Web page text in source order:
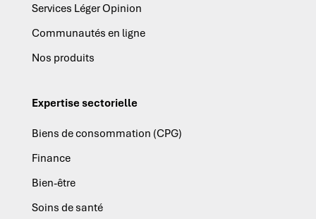
Services Léger Opinion
Communautés en ligne
Nos produits
Expertise sectorielle
Biens de consommation (CPG)
Finance
Bien-être
Soins de santé